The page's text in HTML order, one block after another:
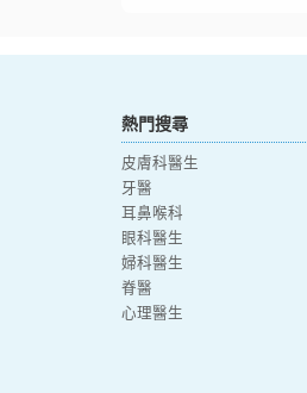
熱門搜尋
皮膚科醫生
牙醫
耳鼻喉科
眼科醫生
婦科醫生
脊醫
心理醫生